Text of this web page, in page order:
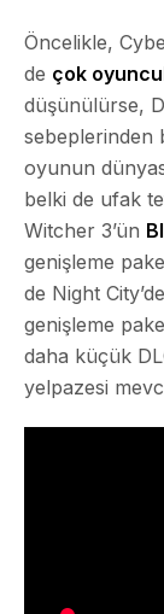
Öncelikle,
de çok
düşünülürse,
sebeplerinden
oyunun
belki de ufak
Witcher 3’ün
genişleme
de Night
genişleme
daha küçük
yelpazesi